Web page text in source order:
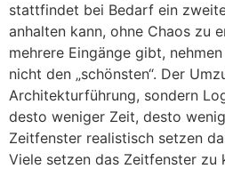
stattfindet bei Bedarf ein
anhalten kann, ohne Chaos zu
mehrere Eingänge gibt,
nicht den „schönsten“. Der
Architekturführung, sondern
desto weniger Zeit, desto
Zeitfenster realistisch setzen
Viele setzen das Zeitfenster zu